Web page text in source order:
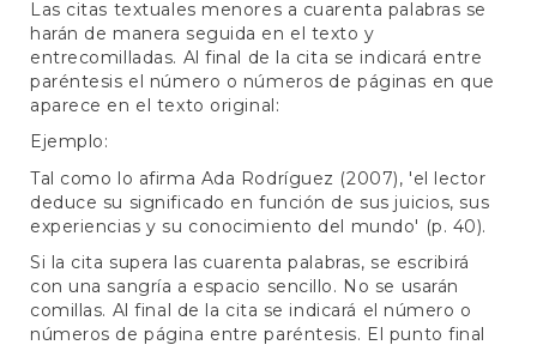
Las citas textuales menores a cuarenta palabras se
harán de manera seguida en el texto y
entrecomilladas. Al final de la cita se indicará entre
paréntesis el número o números de páginas en que
aparece en el texto original:
Ejemplo:
Tal como lo afirma Ada Rodríguez (2007), 'el lector
deduce su significado en función de sus juicios, sus
experiencias y su conocimiento del mundo' (p. 40).
Si la cita supera las cuarenta palabras, se escribirá
con una sangría a espacio sencillo. No se usarán
comillas. Al final de la cita se indicará el número o
números de página entre paréntesis. El punto final